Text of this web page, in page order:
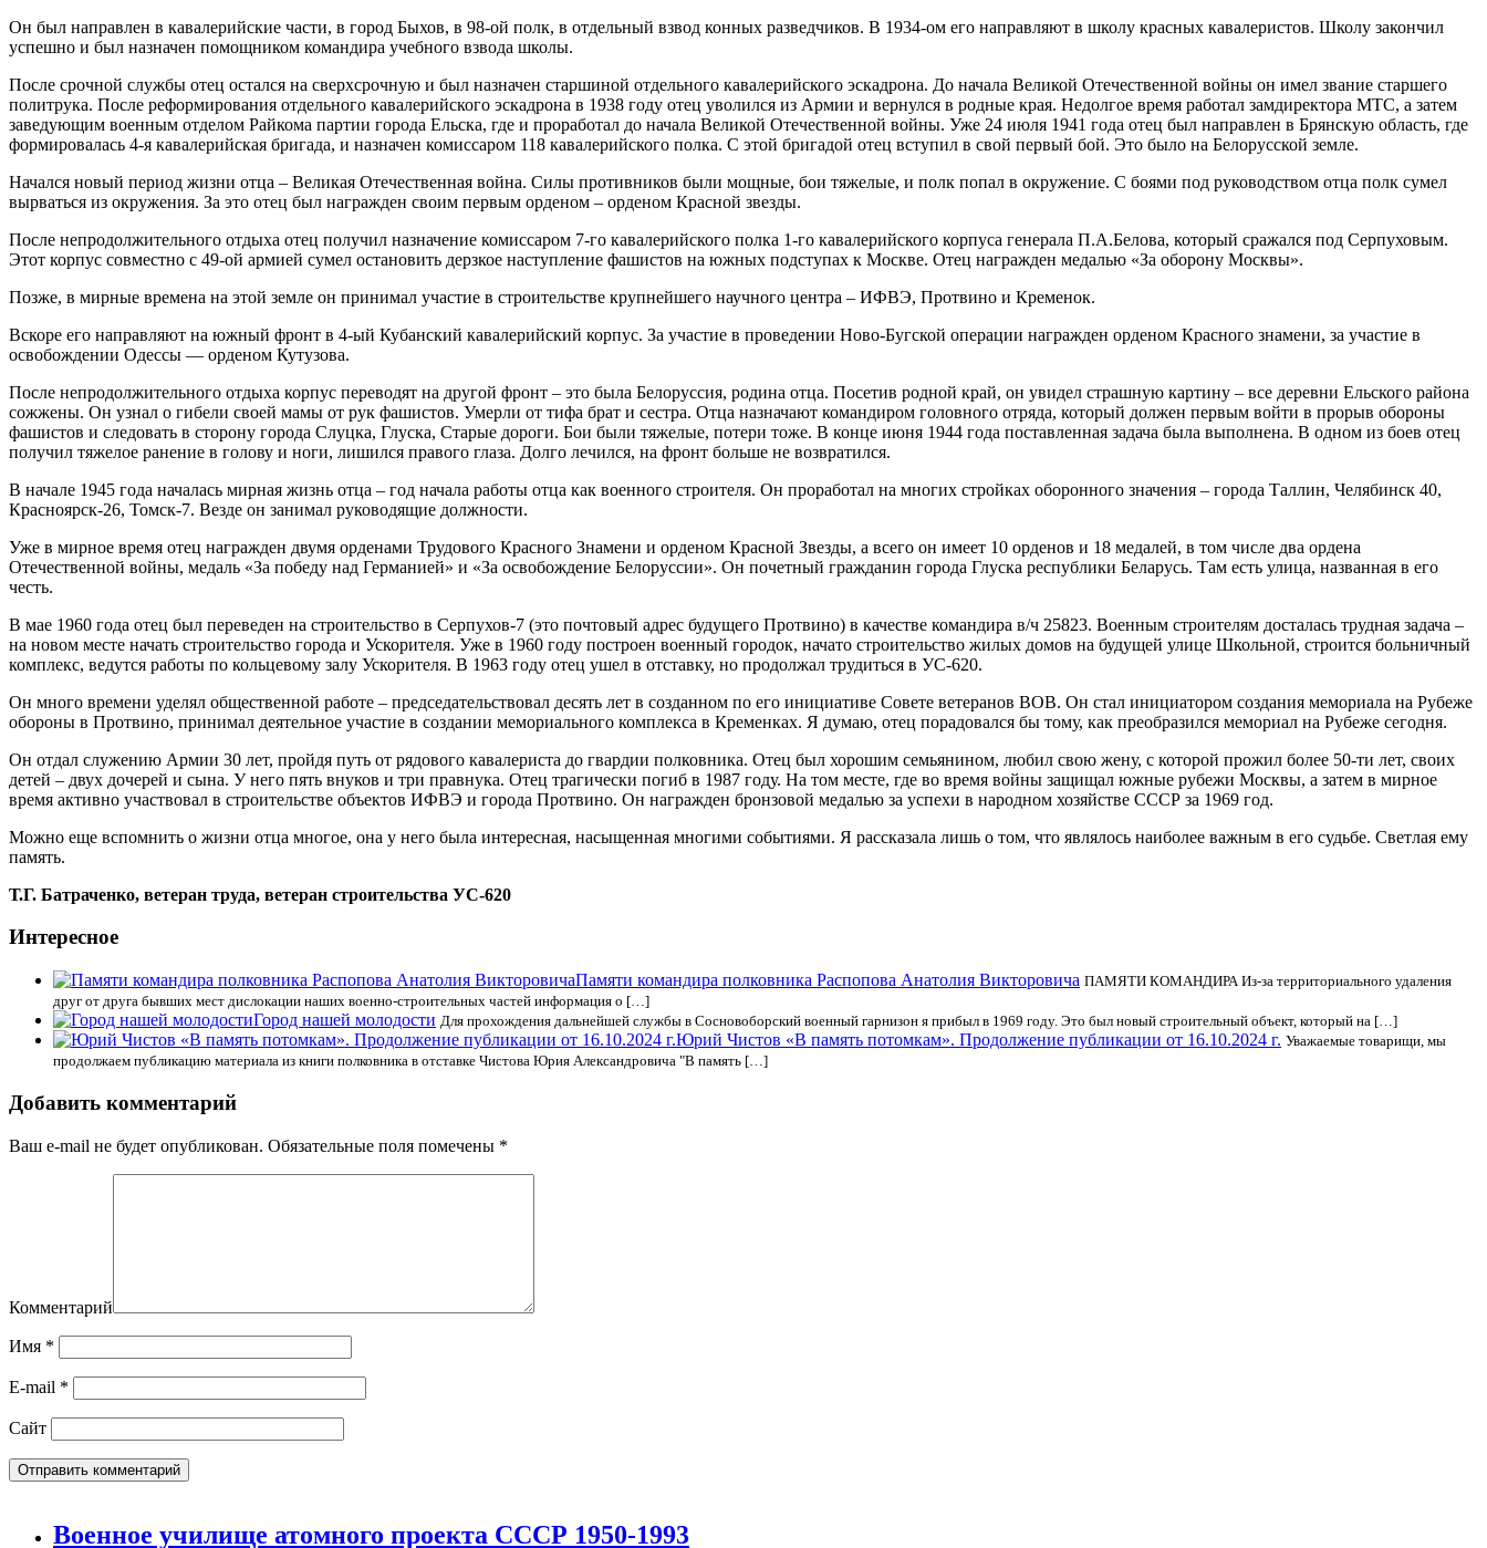
Он был направлен в кавалерийские части, в город Быхов, в 98-ой полк, в отдельный взвод конных разведчиков. В 1934-ом его направляют в школу красных кавалеристов. Школу закончил
успешно и был назначен помощником командира учебного взвода школы.
После срочной службы отец остался на сверхсрочную и был назначен старшиной отдельного кавалерийского эскадрона. До начала Великой Отечественной войны он имел звание старшего
политрука. После реформирования отдельного кавалерийского эскадрона в 1938 году отец уволился из Армии и вернулся в родные края. Недолгое время работал замдиректора МТС, а затем
заведующим военным отделом Райкома партии города Ельска, где и проработал до начала Великой Отечественной войны. Уже 24 июля 1941 года отец был направлен в Брянскую область, где
формировалась 4-я кавалерийская бригада, и назначен комиссаром 118 кавалерийского полка. С этой бригадой отец вступил в свой первый бой. Это было на Белорусской земле.
Начался новый период жизни отца – Великая Отечественная война. Силы противников были мощные, бои тяжелые, и полк попал в окружение. С боями под руководством отца полк сумел
вырваться из окружения. За это отец был награжден своим первым орденом – орденом Красной звезды.
После непродолжительного отдыха отец получил назначение комиссаром 7-го кавалерийского полка 1-го кавалерийского корпуса генерала П.А.Белова, который сражался под Серпуховым.
Этот корпус совместно с 49-ой армией сумел остановить дерзкое наступление фашистов на южных подступах к Москве. Отец награжден медалью «За оборону Москвы».
Позже, в мирные времена на этой земле он принимал участие в строительстве крупнейшего научного центра – ИФВЭ, Протвино и Кременок.
Вскоре его направляют на южный фронт в 4-ый Кубанский кавалерийский корпус. За участие в проведении Ново-Бугской операции награжден орденом Красного знамени, за участие в
освобождении Одессы — орденом Кутузова.
После непродолжительного отдыха корпус переводят на другой фронт – это была Белоруссия, родина отца. Посетив родной край, он увидел страшную картину – все деревни Ельского района
сожжены. Он узнал о гибели своей мамы от рук фашистов. Умерли от тифа брат и сестра. Отца назначают командиром головного отряда, который должен первым войти в прорыв обороны
фашистов и следовать в сторону города Слуцка, Глуска, Старые дороги. Бои были тяжелые, потери тоже. В конце июня 1944 года поставленная задача была выполнена. В одном из боев отец
получил тяжелое ранение в голову и ноги, лишился правого глаза. Долго лечился, на фронт больше не возвратился.
В начале 1945 года началась мирная жизнь отца – год начала работы отца как военного строителя. Он проработал на многих стройках оборонного значения – города Таллин, Челябинск 40,
Красноярск-26, Томск-7. Везде он занимал руководящие должности.
Уже в мирное время отец награжден двумя орденами Трудового Красного Знамени и орденом Красной Звезды, а всего он имеет 10 орденов и 18 медалей, в том числе два ордена
Отечественной войны, медаль «За победу над Германией» и «За освобождение Белоруссии». Он почетный гражданин города Глуска республики Беларусь. Там есть улица, названная в его
честь.
В мае 1960 года отец был переведен на строительство в Серпухов-7 (это почтовый адрес будущего Протвино) в качестве командира в/ч 25823. Военным строителям досталась трудная задача –
на новом месте начать строительство города и Ускорителя. Уже в 1960 году построен военный городок, начато строительство жилых домов на будущей улице Школьной, строится больничный
комплекс, ведутся работы по кольцевому залу Ускорителя. В 1963 году отец ушел в отставку, но продолжал трудиться в УС-620.
Он много времени уделял общественной работе – председательствовал десять лет в созданном по его инициативе Совете ветеранов ВОВ. Он стал инициатором создания мемориала на Рубеже
обороны в Протвино, принимал деятельное участие в создании мемориального комплекса в Кременках. Я думаю, отец порадовался бы тому, как преобразился мемориал на Рубеже сегодня.
Он отдал служению Армии 30 лет, пройдя путь от рядового кавалериста до гвардии полковника. Отец был хорошим семьянином, любил свою жену, с которой прожил более 50-ти лет, своих
детей – двух дочерей и сына. У него пять внуков и три правнука. Отец трагически погиб в 1987 году. На том месте, где во время войны защищал южные рубежи Москвы, а затем в мирное
время активно участвовал в строительстве объектов ИФВЭ и города Протвино. Он награжден бронзовой медалью за успехи в народном хозяйстве СССР за 1969 год.
Можно еще вспомнить о жизни отца многое, она у него была интересная, насыщенная многими событиями. Я рассказала лишь о том, что являлось наиболее важным в его судьбе. Светлая ему
память.
Т.Г. Батраченко, ветеран труда, ветеран строительства УС-620
Интересное
Памяти командира полковника Распопова Анатолия Викторовича ПАМЯТИ КОМАНДИРА Из-за территориального удаления
друг от друга бывших мест дислокации наших военно-строительных частей информация о […]
Город нашей молодости Для прохождения дальнейшей службы в Сосновоборский военный гарнизон я прибыл в 1969 году. Это был новый строительный объект, который на […]
Юрий Чистов «В память потомкам». Продолжение публикации от 16.10.2024 г. Уважаемые товарищи, мы
продолжаем публикацию материала из книги полковника в отставке Чистова Юрия Александровича "В память […]
Добавить комментарий
Ваш e-mail не будет опубликован. Обязательные поля помечены *
Комментарий
Имя *
E-mail *
Сайт
Военное училище атомного проекта СССР 1950-1993